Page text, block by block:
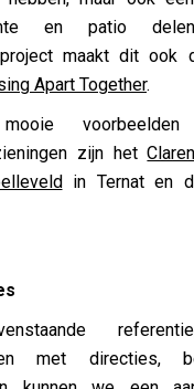
en patio
maakt dit ook
Apart Together.
zijn het
in Ternat en
met directies,